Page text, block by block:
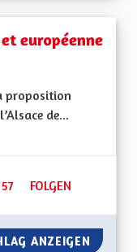
européenne
proposition
de...
57 57 FOLLOWER
FOLGEN
POUR UNE
ANZEIGEN POUR